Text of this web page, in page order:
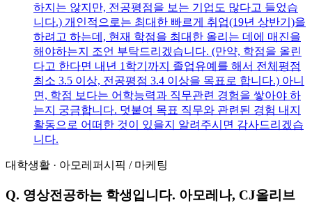
하지는 않지만, 전공평점을 보는 기업도 많다고 들었습
니다.) 개인적으로는 최대한 빠르게 취업(19년 상반기)을
하려고 하는데, 현재 학점을 최대한 올리는 데에 매진을
해야하는지 조언 부탁드리겠습니다. (만약, 학점을 올린
다고 한다면 내년 1학기까지 졸업유예를 해서 전체평점
최소 3.5 이상, 전공평점 3.4 이상을 목표로 합니다.) 아니
면, 학점 보다는 어학능력과 직무관련 경험을 쌓아야 하
는지 궁금합니다. 덧붙여 목표 직무와 관련된 경험 내지
활동으로 어떠한 것이 있을지 알려주시면 감사드리겠습
니다.
대학생활 · 아모레퍼시픽 / 마케팅
Q. 영상전공하는 학생입니다. 아모레나, CJ올리브